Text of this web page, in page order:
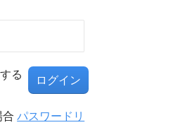
る
合パスワードリ